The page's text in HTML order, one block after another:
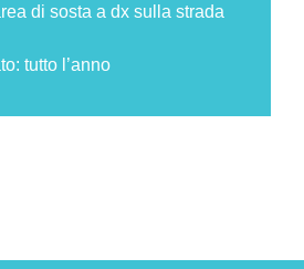
di sosta a dx sulla strada
tutto l’anno